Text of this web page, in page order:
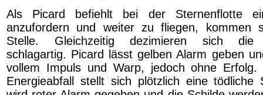
Als Picard befiehlt bei der Sternenflotte
anzufordern und weiter zu fliegen, kommen
Stelle. Gleichzeitig dezimieren sich die
schlagartig. Picard lässt gelben Alarm geben
vollem Impuls und Warp, jedoch ohne Erfolg.
Energieabfall stellt sich plötzlich eine tödliche